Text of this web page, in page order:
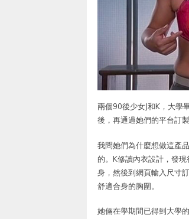
兩個90後少女J和K，大學
後，再通過她們的平台訂
我問她們為什麼想做這產
的。K修讀內衣設計，發
身，然後到網頁輸入尺寸
舒適合身的胸圍。
她倆在學期間已得到大學